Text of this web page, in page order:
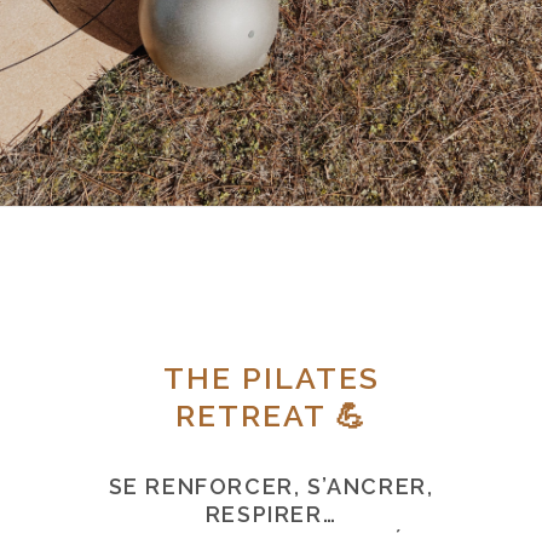
THE PILATES
RETREAT 💪
SE RENFORCER, S’ANCRER,
RESPIRER…